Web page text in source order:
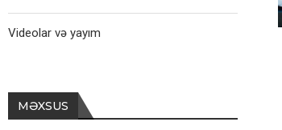
Videolar və yayım
MƏXSUS